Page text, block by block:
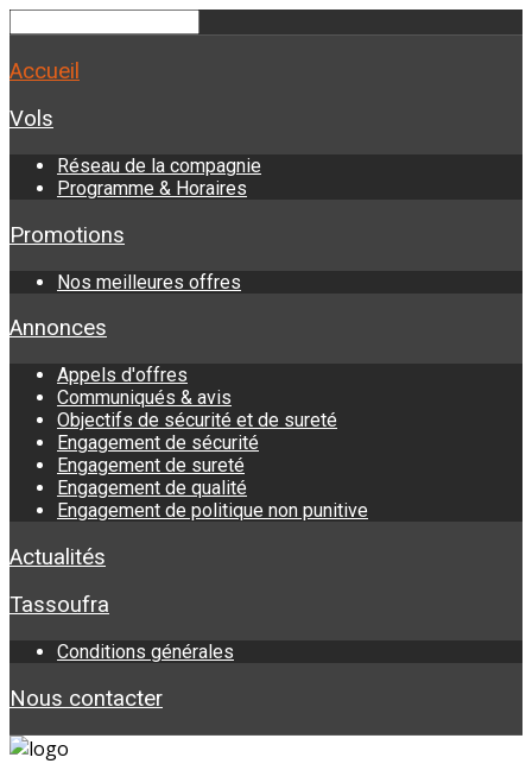
Accueil
Vols
Réseau de la compagnie
Programme & Horaires
Promotions
Nos meilleures offres
Annonces
Appels d'offres
Communiqués & avis
Objectifs de sécurité et de sureté
Engagement de sécurité
Engagement de sureté
Engagement de qualité
Engagement de politique non punitive
Actualités
Tassoufra
Conditions générales
Nous contacter